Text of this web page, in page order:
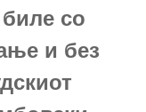
со
и без